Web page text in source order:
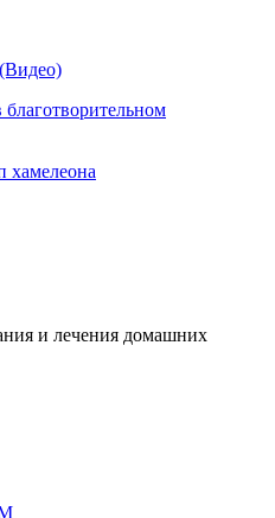
благотворительном
хамелеона
и лечения домашних